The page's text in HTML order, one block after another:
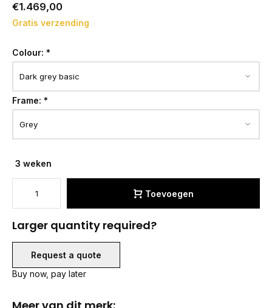
€1.469,00
Gratis verzending
Colour: *
Frame: *
3 weken
Toevoegen
Larger quantity required?
Request a quote
Buy now, pay later